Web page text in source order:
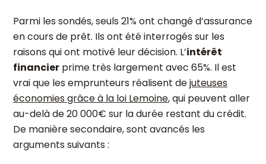
Parmi les sondés, seuls 21% ont changé d’assurance
en cours de prêt. Ils ont été interrogés sur les
raisons qui ont motivé leur décision. L’intérêt
financier prime très largement avec 65%. Il est
vrai que les emprunteurs réalisent dejuteuses
économies grâce à la loi Lemoine, qui peuvent aller
au-delà de 20 000€ sur la durée restant du crédit.
De manière secondaire, sont avancés les
arguments suivants :